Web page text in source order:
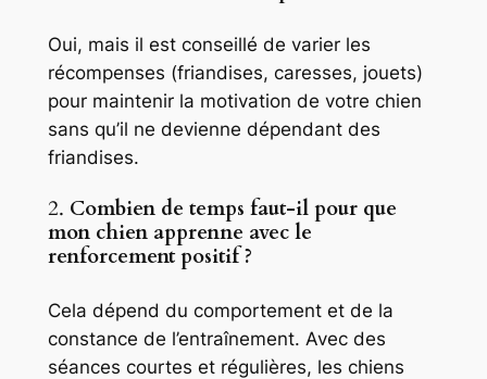
Oui, mais il est conseillé de varier les
récompenses (friandises, caresses, jouets)
pour maintenir la motivation de votre chien
sans qu’il ne devienne dépendant des
friandises.
2. Combien de temps faut-il pour que
mon chien apprenne avec le
renforcement positif ?
Cela dépend du comportement et de la
constance de l’entraînement. Avec des
séances courtes et régulières, les chiens